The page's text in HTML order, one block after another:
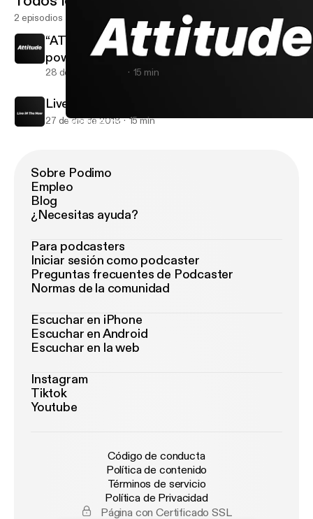
“ATTITUDE” YOU and only YOU have the power over your own
2 episodios
“ATTITUDE” YOU and only YOU have the
power over your own “Attitude”.
28 de ene de 2019 15 min
Live iN The Now
27 de dic de 2018 15 min
Sobre Podimo
Empleo
Blog
¿Necesitas ayuda?
Para podcasters
Iniciar sesión como podcaster
Preguntas frecuentes de Podcaster
Normas de la comunidad
Escuchar en iPhone
Escuchar en Android
Escuchar en la web
Instagram
Tiktok
Youtube
Código de conducta
Política de contenido
Términos de servicio
Política de Privacidad
Página con Certificado SSL